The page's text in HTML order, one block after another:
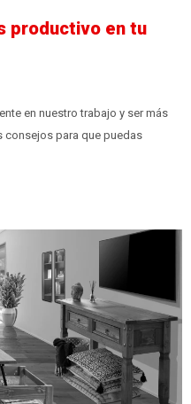
productivo en tu
en nuestro trabajo y ser más
para que puedas